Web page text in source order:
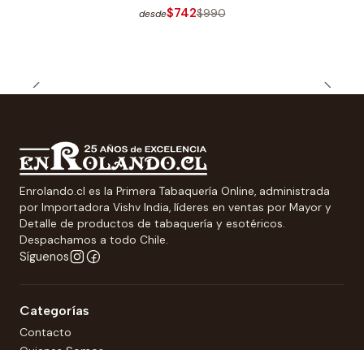
desde$742$990
Enrolando.cl es la Primera Tabaquería Online, administrada
por Importadora Vishv India, líderes en ventas por Mayor y
Detalle de productos de tabaquería y esotéricos.
Despachamos a todo Chile.
Síguenos
Categorías
Contacto